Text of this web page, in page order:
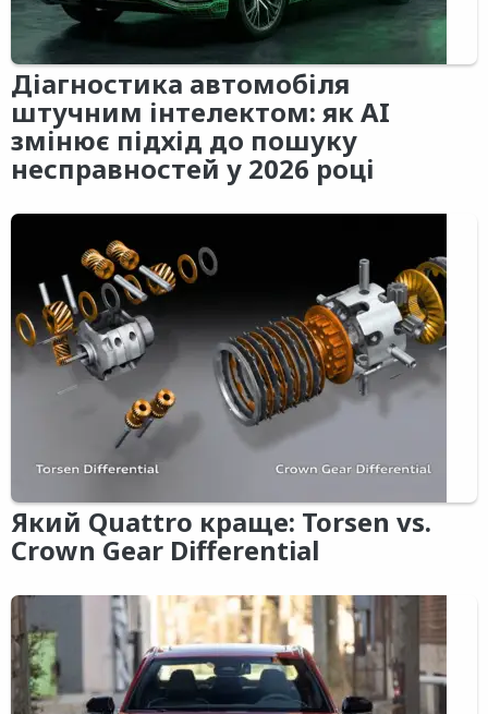
Діагностика автомобіля
штучним інтелектом: як AI
змінює підхід до пошуку
несправностей у 2026 році
Який Quattro краще: Torsen vs.
Crown Gear Differential